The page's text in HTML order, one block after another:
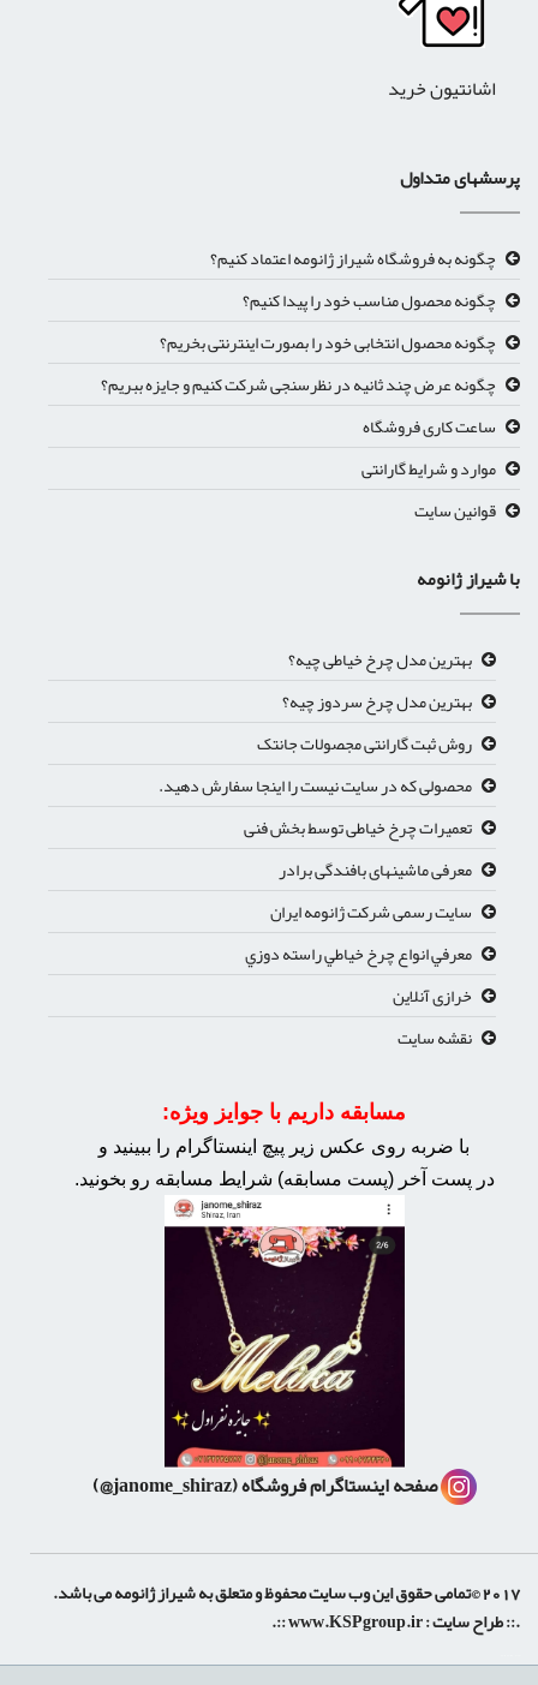
اشانتیون خرید
پرسشهای متداول
چگونه به فروشگاه شیراز ژانومه اعتماد کنیم؟
چگونه محصول مناسب خود را پیدا کنیم؟
چگونه محصول انتخابی خود را بصورت اینترنتی بخریم؟
چگونه عرض چند ثانیه در نظرسنجی شرکت کنیم و جایزه ببریم؟
ساعت کاری فروشگاه
موارد و شرایط گارانتی
قوانین سایت
با شیراز ژانومه
بهترین مدل چرخ خیاطی چیه؟
بهترین مدل چرخ سردوز چیه؟
روش ثبت گارانتی مجصولات جانتک
محصولی که در سایت نیست را اینجا سفارش دهید.
تعمیرات چرخ خیاطی توسط بخش فنی
معرفی ماشینهای بافندگی برادر
سایت رسمی شرکت ژانومه ایران
معرفي انواع چرخ خياطي راسته دوزي
خرازی آنلاین
نقشه سایت
مسابقه داریم با جوایز ویژه:
با ضربه روی عکس زیر پیچ اینستاگرام را ببینید و
در پست آخر (پست مسابقه) شرایط مسابقه رو بخونید.
صفحه اینستاگرام فروشگاه(janome_shiraz@)
2017 ©تمامی حقوق این وب سایت محفوظ و متعلق به شیراز ژانومه می باشد.
.:: طراح سایت :www.KSPgroup.ir
::.